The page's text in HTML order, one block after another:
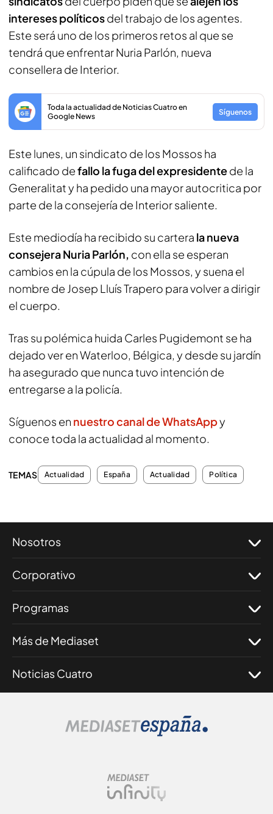
intereses políticosdel trabajo de los agentes.
Este será uno de los primeros retos al que se
tendrá que enfrentar Nuria Parlón, nueva
consellera de Interior.
Toda la actualidad de Noticias Cuatro en
Google News
Síguenos
Este lunes, un sindicato de los Mossos ha
calificado defallo la fuga del expresidentede la
Generalitat y ha pedido una mayor autocritica por
parte de la consejería de Interior saliente.
Este mediodía ha recibido su cartera la nueva
consejera Nuria Parlón, con ella se esperan
cambios en la cúpula de los Mossos, y suena el
nombre de Josep Lluís Trapero para volver a dirigir
el cuerpo.
Tras su polémica huida Carles Pugidemont se ha
dejado ver en Waterloo, Bélgica, y desde su jardín
ha asegurado que nunca tuvo intención de
entregarse a la policía.
Síguenos en nuestro canal de WhatsAppy
conoce toda la actualidad al momento.
TEMAS Actualidad España Actualidad Política
Nosotros
Corporativo
Programas
Más de Mediaset
Noticias Cuatro